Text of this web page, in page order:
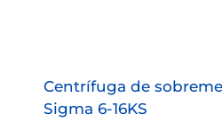
Centrífuga de
Sigma 6-16KS